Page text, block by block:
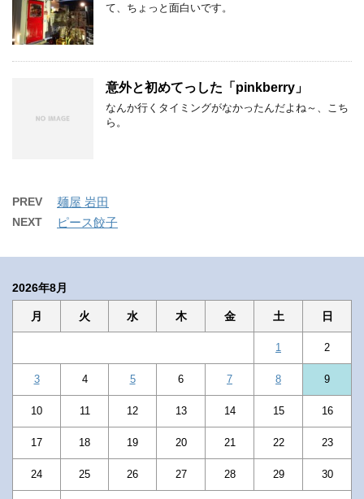
て、ちょっと面白いです。
意外と初めてっした「pinkberry」
なんか行くタイミングがなかったんだよね～、こち
ら。
PREV 麺屋 岩田
NEXT ピース餃子
2026年8月
月 火 水 木 金 土 日
1 2
3 4 5 6 7 8 9
10 11 12 13 14 15 16
17 18 19 20 21 22 23
24 25 26 27 28 29 30